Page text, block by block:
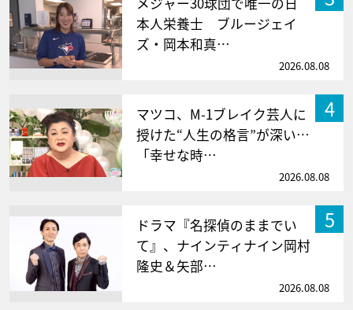
本人栄養士 ブルージェイ
ズ・岡本和真…
2026.08.08
4
マツコ、M-1ブレイク芸人に
授けた“人生の格言”が深い…
「幸せな時…
2026.08.08
5
ドラマ『名探偵のままでい
て』、ナインティナイン岡村
隆史＆矢部…
2026.08.08